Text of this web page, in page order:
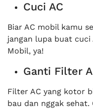
Cuci AC
Biar AC mobil kamu
jangan lupa buat
Mobil, ya!
Ganti Filter
Filter AC yang kotor
bau dan nggak